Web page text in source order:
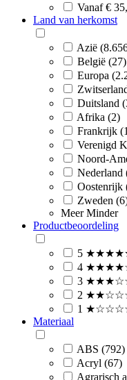
Vanaf €
Land van herkomst
Azië
België (27)
Europa
Duitsland
Afrika (2)
Frankrijk
Verenigd
Noord-
Nederland
Oostenrijk
Zweden
Meer Minder
Productbeoordeling
5
4
3
2
1
Materiaal
ABS (792)
Acryl (67)
Agrarisch